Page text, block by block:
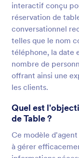
interactif conçu
réservation de
conversationnel
telles que le nom
téléphone, la date
nombre de
offrant ainsi une
les clients.
Quel est
de Table ?
Ce modèle
à gérer